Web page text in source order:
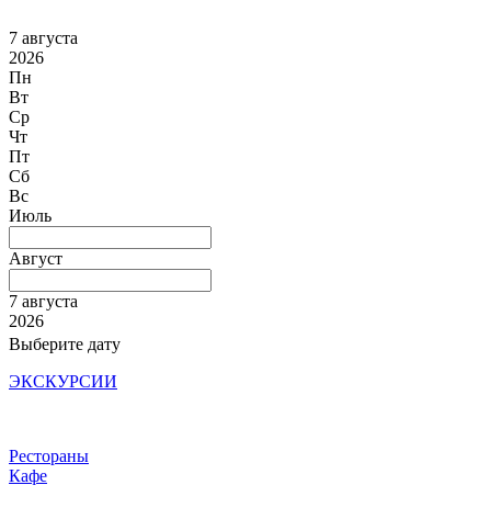
7 августа
2026
Пн
Вт
Ср
Чт
Пт
Сб
Вс
Июль
Август
7 августа
2026
Выберите дату
ЭКСКУРСИИ
Рестораны
Кафе